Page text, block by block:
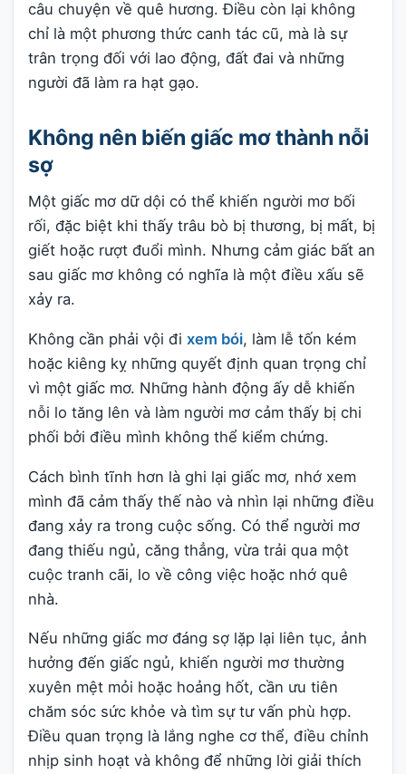
câu chuyện về quê hương. Điều còn lại không
chỉ là một phương thức canh tác cũ, mà là sự
trân trọng đối với lao động, đất đai và những
người đã làm ra hạt gạo.
Không nên biến giấc mơ thành nỗi
sợ
Một giấc mơ dữ dội có thể khiến người mơ bối
rối, đặc biệt khi thấy trâu bò bị thương, bị mất, bị
giết hoặc rượt đuổi mình. Nhưng cảm giác bất an
sau giấc mơ không có nghĩa là một điều xấu sẽ
xảy ra.
Không cần phải vội đi xem bói, làm lễ tốn kém
hoặc kiêng kỵ những quyết định quan trọng chỉ
vì một giấc mơ. Những hành động ấy dễ khiến
nỗi lo tăng lên và làm người mơ cảm thấy bị chi
phối bởi điều mình không thể kiểm chứng.
Cách bình tĩnh hơn là ghi lại giấc mơ, nhớ xem
mình đã cảm thấy thế nào và nhìn lại những điều
đang xảy ra trong cuộc sống. Có thể người mơ
đang thiếu ngủ, căng thẳng, vừa trải qua một
cuộc tranh cãi, lo về công việc hoặc nhớ quê
nhà.
Nếu những giấc mơ đáng sợ lặp lại liên tục, ảnh
hưởng đến giấc ngủ, khiến người mơ thường
xuyên mệt mỏi hoặc hoảng hốt, cần ưu tiên
chăm sóc sức khỏe và tìm sự tư vấn phù hợp.
Điều quan trọng là lắng nghe cơ thể, điều chỉnh
nhịp sinh hoạt và không để những lời giải thích